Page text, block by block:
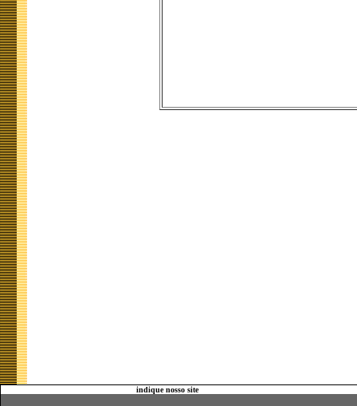
indique nosso site